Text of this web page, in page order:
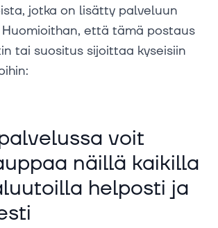
jotka on lisätty palveluun
että tämä postaus
tai suositus sijoittaa kyseisiin
voit
näillä kaikilla
helposti ja